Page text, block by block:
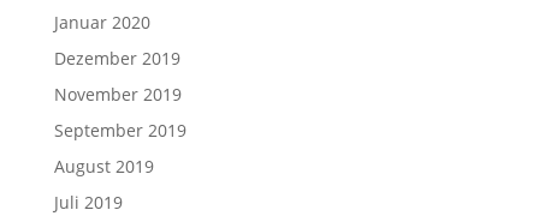
Januar 2020
Dezember 2019
November 2019
September 2019
August 2019
Juli 2019